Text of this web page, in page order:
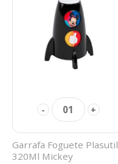
- 01 +
Garrafa Foguete Plasutil
320Ml Mickey